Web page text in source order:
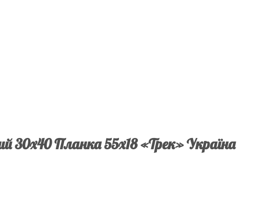
30х40 Планка 55х18 «Трек» Україна